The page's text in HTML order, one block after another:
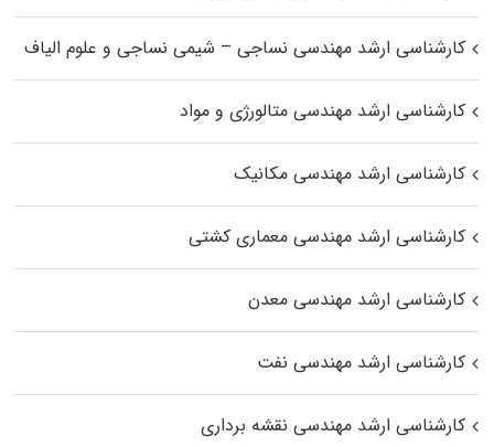
کارشناسی ارشد مهندسی نساجی – شیمی نساجی و علوم الیاف
کارشناسی ارشد مهندسی متالورژی و مواد
کارشناسی ارشد مهندسی مکانیک
کارشناسی ارشد مهندسی معماری کشتی
کارشناسی ارشد مهندسی معدن
کارشناسی ارشد مهندسی نفت
کارشناسی ارشد مهندسی نقشه برداری